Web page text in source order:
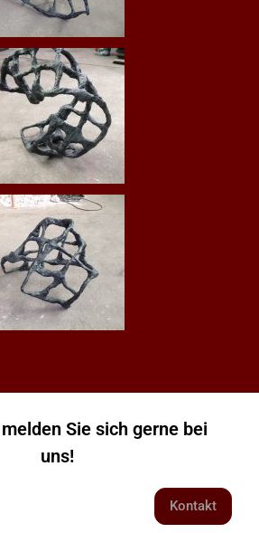
Sie sich gerne bei
uns!
Kontakt